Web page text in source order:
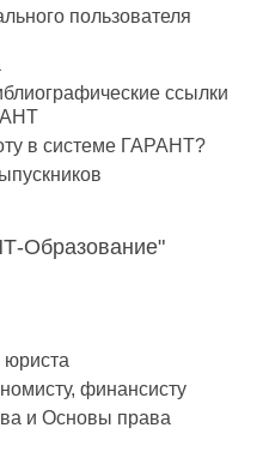
пользователя
ссылки
в системе ГАРАНТ?
Образование"
юриста
финансисту
и Основы права